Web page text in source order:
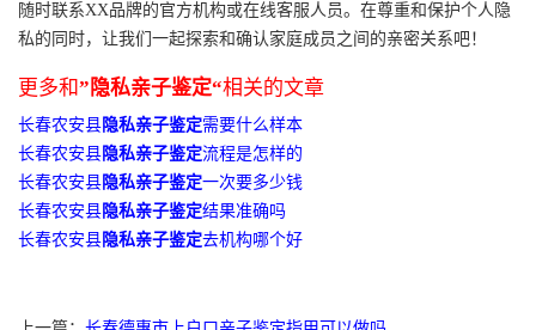
随时联系XX品牌的官方机构或在线客服人员。在尊重和保护个人隐
私的同时，让我们一起探索和确认家庭成员之间的亲密关系吧！
更多和”隐私亲子鉴定“相关的文章
长春农安县隐私亲子鉴定需要什么样本
长春农安县隐私亲子鉴定流程是怎样的
长春农安县隐私亲子鉴定一次要多少钱
长春农安县隐私亲子鉴定结果准确吗
长春农安县隐私亲子鉴定去机构哪个好